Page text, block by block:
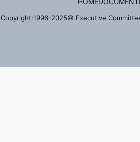
Copyright:1996-2025© Executive